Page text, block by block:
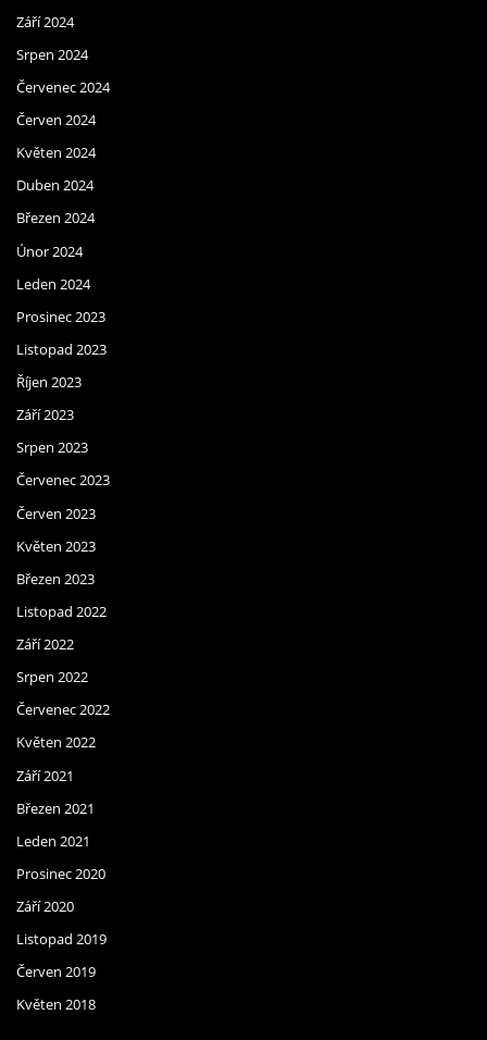
Září 2024
Srpen 2024
Červenec 2024
Červen 2024
Květen 2024
Duben 2024
Březen 2024
Únor 2024
Leden 2024
Prosinec 2023
Listopad 2023
Říjen 2023
Září 2023
Srpen 2023
Červenec 2023
Červen 2023
Květen 2023
Březen 2023
Listopad 2022
Září 2022
Srpen 2022
Červenec 2022
Květen 2022
Září 2021
Březen 2021
Leden 2021
Prosinec 2020
Září 2020
Listopad 2019
Červen 2019
Květen 2018